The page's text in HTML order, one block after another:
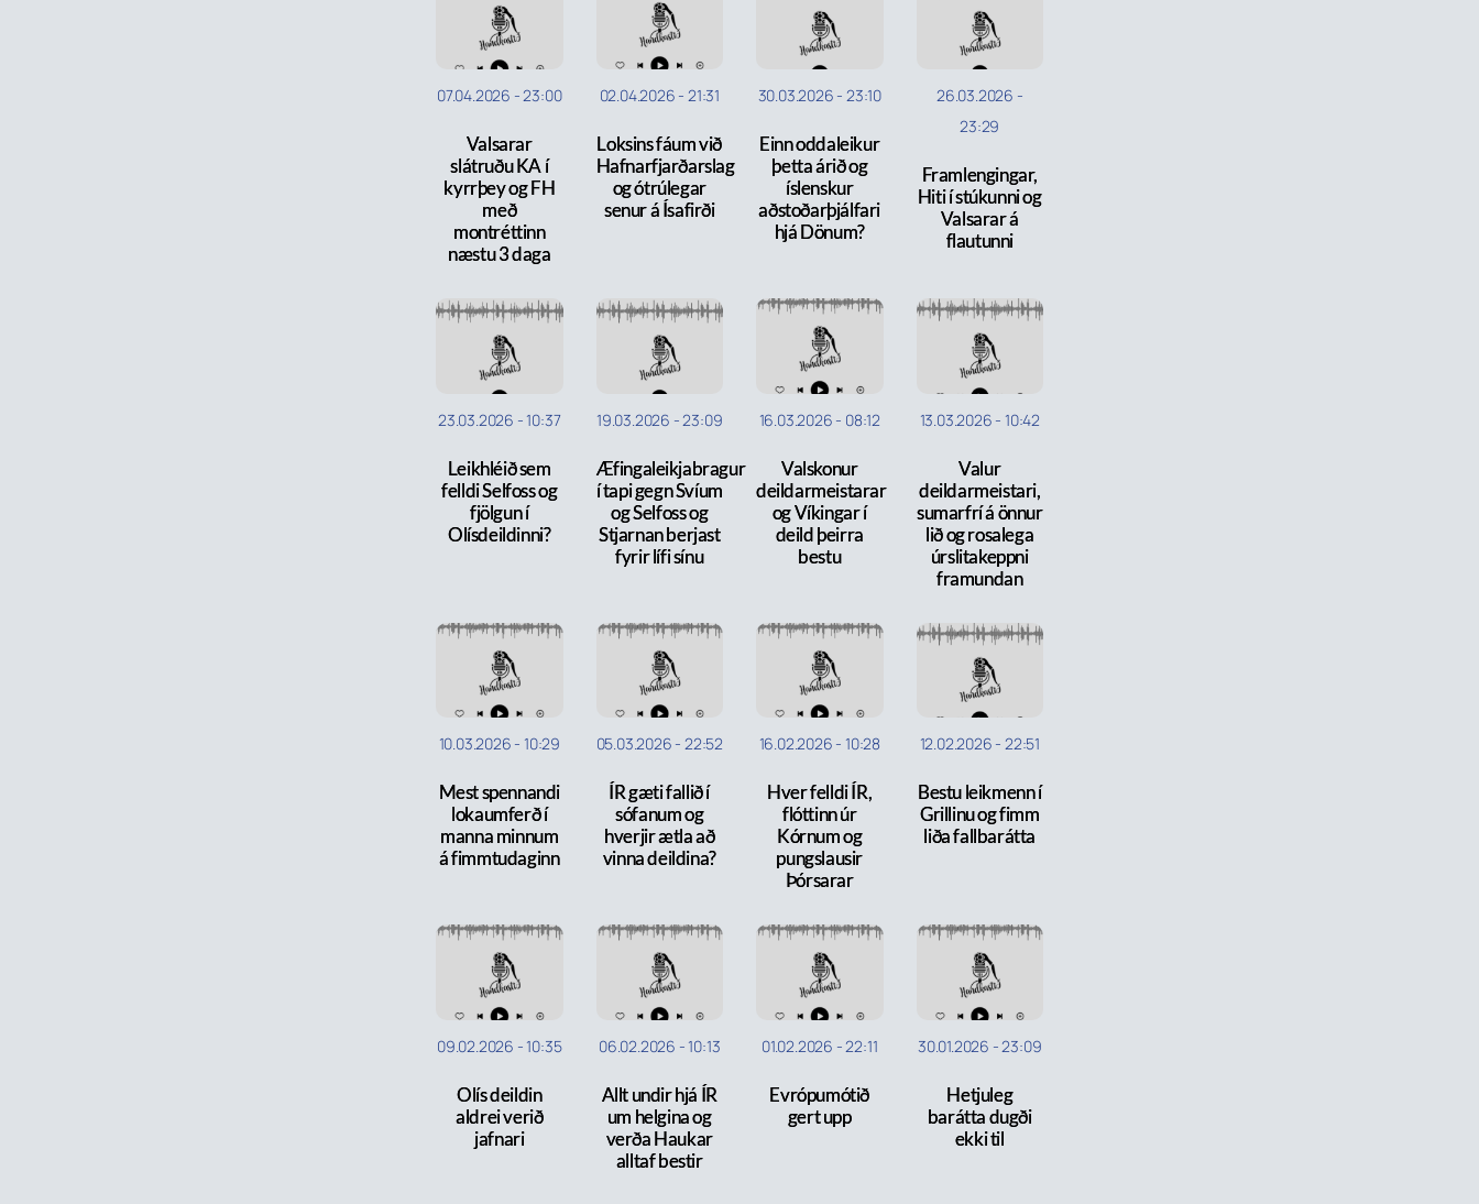
07.04.2026 -23:00
Valsarar
slátruðu KA í
kyrrþey og FH
með
montréttinn
næstu 3 daga
02.04.2026 - 21:31
Loksins fáum við
Hafnarfjarðarslag
og ótrúlegar
senur á Ísafirði
30.03.2026 - 23:10
Einn oddaleikur
þetta árið og
íslenskur
aðstoðarþjálfari
hjá Dönum?
26.03.2026 -
23:29
Framlengingar,
Hiti í stúkunni og
Valsarar á
flautunni
23.03.2026 -10:37
Leikhléið sem
felldi Selfoss og
fjölgun í
Olísdeildinni?
19.03.2026 -23:09
Æfingaleikjabragur
í tapi gegn Svíum
og Selfoss og
Stjarnan berjast
fyrir lífi sínu
16.03.2026 - 08:12
Valskonur
deildarmeistarar
og Víkingar í
deild þeirra
bestu
13.03.2026 - 10:42
Valur
deildarmeistari,
sumarfrí á önnur
lið og rosalega
úrslitakeppni
framundan
10.03.2026 - 10:29
Mest spennandi
lokaumferð í
manna minnum
á fimmtudaginn
05.03.2026 - 22:52
ÍR gæti fallið í
sófanum og
hverjir ætla að
vinna deildina?
16.02.2026 - 10:28
Hver felldi ÍR,
flóttinn úr
Kórnum og
pungslausir
Þórsarar
12.02.2026 - 22:51
Bestu leikmenn í
Grillinu og fimm
liða fallbarátta
09.02.2026 -10:35
Olís deildin
aldrei verið
jafnari
06.02.2026 -10:13
Allt undir hjá ÍR
um helgina og
verða Haukar
alltaf bestir
01.02.2026 -22:11
Evrópumótið
gert upp
30.01.2026 -23:09
Hetjuleg
barátta dugði
ekki til